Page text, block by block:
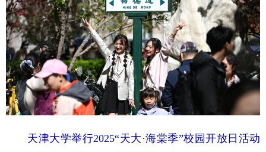
天津大学举行2025“天大·海棠季”校园开放日活动